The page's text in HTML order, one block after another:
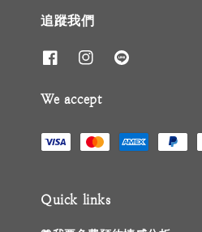
追蹤我們
We accept
Quick links